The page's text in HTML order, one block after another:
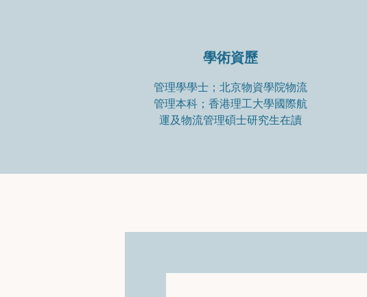
學術資歷
管理學學士；北京物資學院物流
管理本科；香港理工大學國際航
運及物流管理碩士研究生在讀